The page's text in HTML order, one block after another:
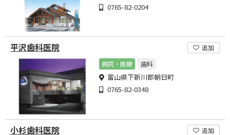
0765-82-0204
平沢歯科医院
追加
病院・医療
歯科
富山県下新川郡朝日町
0765-82-0348
小杉歯科医院
追加